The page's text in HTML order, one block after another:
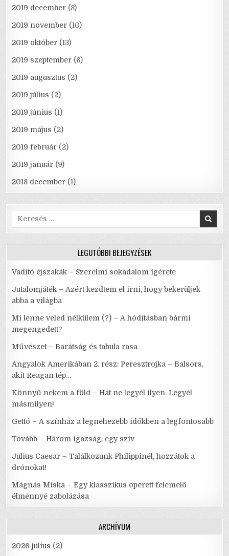
2019 december (8)
2019 november (10)
2019 október (13)
2019 szeptember (6)
2019 augusztus (2)
2019 július (2)
2019 június (1)
2019 május (2)
2019 február (2)
2019 január (9)
2018 december (1)
Search
for:
LEGUTÓBBI BEJEGYZÉSEK
Vadító éjszakák – Szerelmi sokadalom ígérete
Jutalomjáték – Azért kezdtem el írni, hogy bekerüljek
abba a világba
Mi lenne veled nélkülem (?) – A hódításban bármi
megengedett?
Művészet – Barátság és tabula rasa
Angyalok Amerikában 2. rész: Peresztrojka – Balsors,
akit Reagan tép…
Könnyű nekem a föld – Hát ne legyél ilyen. Legyél
másmilyen!
Gettó – A színház a legnehezebb időkben a legfontosabb
Tovább – Három igazság, egy szív
Julius Caesar – Találkozunk Philippinél, hozzátok a
drónokat!
Mágnás Miska – Egy klasszikus operett felemelő
élménnyé zabolázása
ARCHÍVUM
2026 július (2)